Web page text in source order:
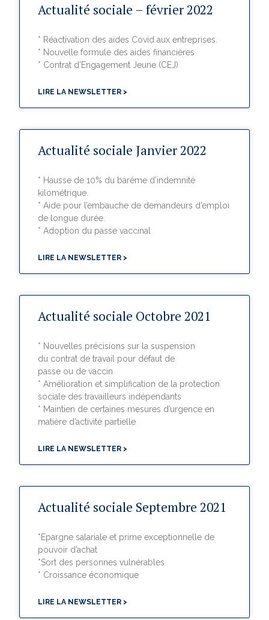
Actualité sociale – février 2022
* Réactivation des aides Covid aux entreprises.
* Nouvelle formule des aides financières
* Contrat d’Engagement Jeune (CEJ)
LIRE LA NEWSLETTER >
Actualité sociale Janvier 2022
* Hausse de 10% du barème d’indemnité
kilométrique.
* Aide pour l’embauche de demandeurs d’emploi
de longue durée.
* Adoption du passe vaccinal
LIRE LA NEWSLETTER >
Actualité sociale Octobre 2021
* Nouvelles précisions sur la suspension
du contrat de travail pour défaut de
passe ou de vaccin
* Amélioration et simplification de la protection
sociale des travailleurs indépendants
* Maintien de certaines mesures d’urgence en
matière d’activité partielle
LIRE LA NEWSLETTER >
Actualité sociale Septembre 2021
*Epargne salariale et prime exceptionnelle de
pouvoir d’achat
*Sort des personnes vulnérables
* Croissance économique
LIRE LA NEWSLETTER >